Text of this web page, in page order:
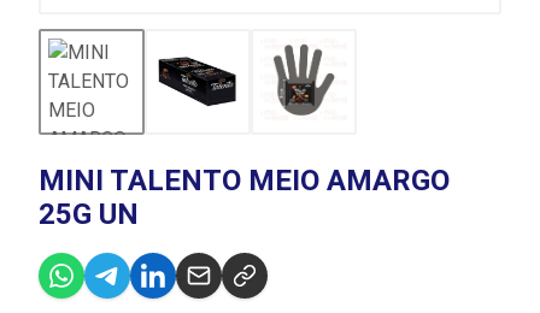
MINI TALENTO MEIO AMARGO
25G UN